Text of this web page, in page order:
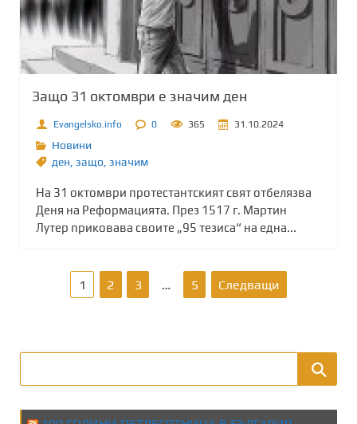
Защо 31 октомври е значим ден
Evangelsko.info 0 365 31.10.2024
Новини
ден, защо, значим
На 31 октомври протестантският свят отбелязва
Деня на Реформацията. През 1517 г. Мартин
Лутер приковава своите „95 тезиса“ на една...
з
д
е
1 2 3 … 5 Следващи